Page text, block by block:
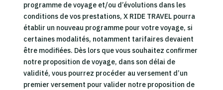
programme de voyage et/ou d’évolutions dans les
conditions de vos prestations, X RIDE TRAVEL pourra
établir un nouveau programme pour votre voyage, si
certaines modalités, notamment tarifaires devaient
être modifiées. Dès lors que vous souhaitez confirmer
notre proposition de voyage, dans son délai de
validité, vous pourrez procéder au versement d’un
premier versement pour valider notre proposition de